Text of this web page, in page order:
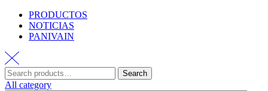
PRODUCTOS
NOTICIAS
PANIVAIN
Search
All category